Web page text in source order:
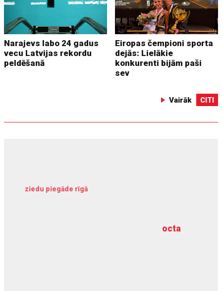
Narajevs labo 24 gadus
vecu Latvijas rekordu
peldēšanā
Eiropas čempioni sporta
dejās: Lielākie
konkurenti bijām paši
sev
Vairāk CITI
octa
ziedu piegāde rīgā
dziļurbums